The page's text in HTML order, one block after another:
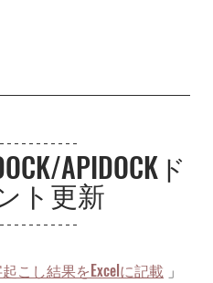
APIDOCKド
ト更新
起こし結果をExcelに記載 」